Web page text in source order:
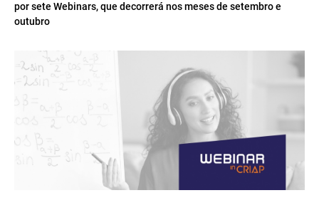
por sete Webinars, que decorrerá nos meses de setembro e
outubro